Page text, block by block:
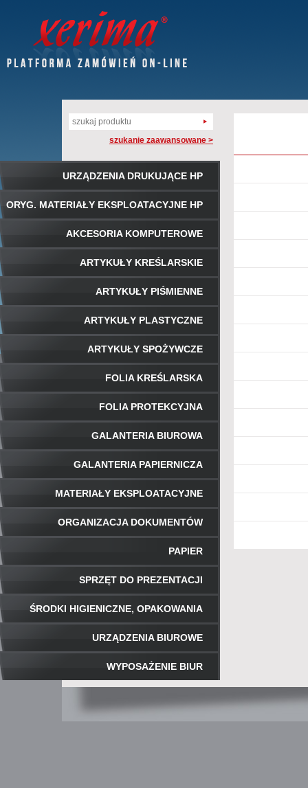
szukanie zaawansowane >
URZĄDZENIA DRUKUJĄCE HP
ORYG. MATERIAŁY EKSPLOATACYJNE HP
AKCESORIA KOMPUTEROWE
ARTYKUŁY KREŚLARSKIE
ARTYKUŁY PIŚMIENNE
ARTYKUŁY PLASTYCZNE
ARTYKUŁY SPOŻYWCZE
FOLIA KREŚLARSKA
FOLIA PROTEKCYJNA
GALANTERIA BIUROWA
GALANTERIA PAPIERNICZA
MATERIAŁY EKSPLOATACYJNE
ORGANIZACJA DOKUMENTÓW
PAPIER
SPRZĘT DO PREZENTACJI
ŚRODKI HIGIENICZNE, OPAKOWANIA
URZĄDZENIA BIUROWE
WYPOSAŻENIE BIUR